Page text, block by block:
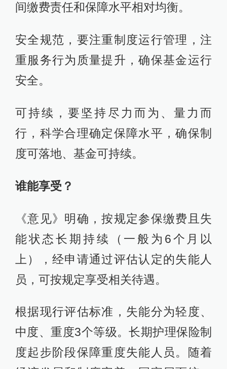
间缴费责任和保障水平相对均衡。
安全规范，要注重制度运行管理，注
重服务行为质量提升，确保基金运行
安全。
可持续，要坚持尽力而为、量力而
行，科学合理确定保障水平，确保制
度可落地、基金可持续。
谁能享受？
《意见》明确，按规定参保缴费且失
能状态长期持续（一般为6个月以
上），经申请通过评估认定的失能人
员，可按规定享受相关待遇。
根据现行评估标准，失能分为轻度、
中度、重度3个等级。长期护理保险制
度起步阶段保障重度失能人员。随着